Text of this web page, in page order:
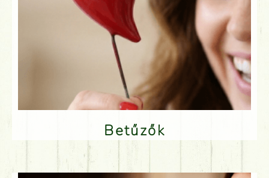
Betűzők